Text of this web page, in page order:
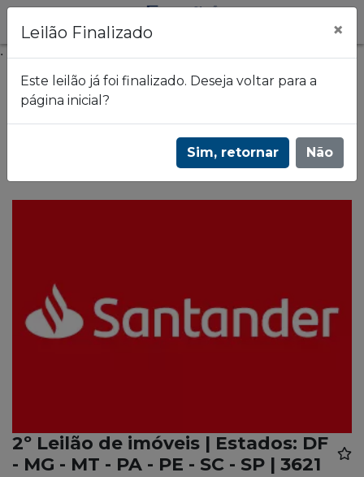
.
Frazão Leilões
2º Leilão de imóveis | Estados: DF - MG - MT -
2º Leilão de imóveis | Estados: DF
- MG - MT - PA - PE - SC - SP | 3621
Leilão Finalizado ×
Este leilão já foi finalizado. Deseja voltar para a
página inicial?
Sim, retornar Não